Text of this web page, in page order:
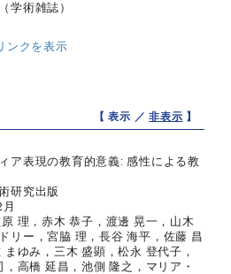
学術雑誌）
ンクを表示
【 表示 ／非表示 】
ア表現の教育的意義: 感性による教
研究出版
理，赤木 恭子，渡邊 晃一，山木
リー，宮脇 理，長谷 海平，佐藤 昌
ゆみ，三木 盛顕，松永 登代子，
高橋 延昌，池側 隆之，マリア・